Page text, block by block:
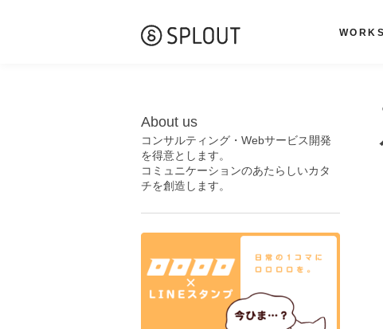
WORKS
About us
コンサルティング・Webサービス開発
を得意とします。
コミュニケーションのあたらしいカタ
チを創造します。